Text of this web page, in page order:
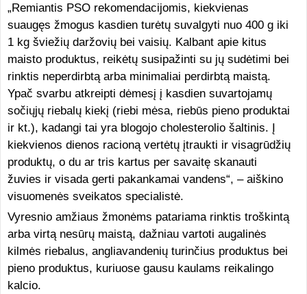
„Remiantis PSO rekomendacijomis, kiekvienas
suaugęs žmogus kasdien turėtų suvalgyti nuo 400 g iki
1 kg šviežių daržovių bei vaisių. Kalbant apie kitus
maisto produktus, reikėtų susipažinti su jų sudėtimi bei
rinktis neperdirbtą arba minimaliai perdirbtą maistą.
Ypač svarbu atkreipti dėmesį į kasdien suvartojamų
sočiųjų riebalų kiekį (riebi mėsa, riebūs pieno produktai
ir kt.), kadangi tai yra blogojo cholesterolio šaltinis. Į
kiekvienos dienos racioną vertėtų įtraukti ir visagrūdžių
produktų, o du ar tris kartus per savaitę skanauti
žuvies ir visada gerti pakankamai vandens“, – aiškino
visuomenės sveikatos specialistė.
Vyresnio amžiaus žmonėms patariama rinktis troškintą
arba virtą nesūrų maistą, dažniau vartoti augalinės
kilmės riebalus, angliavandenių turinčius produktus bei
pieno produktus, kuriuose gausu kaulams reikalingo
kalcio.